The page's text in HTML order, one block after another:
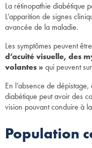
La rétinopathie diabétique
L’apparition de signes
avancée de la maladie.
Les symptômes peuvent
d’acuité visuelle, des
volantes » qui peuvent
En l’absence de
diabétique peut avoir des
vision pouvant conduire à
Population